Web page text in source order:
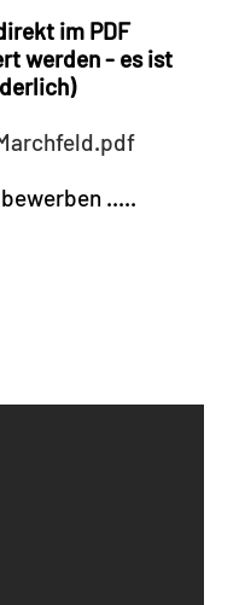
im PDF
werden - es ist
.....